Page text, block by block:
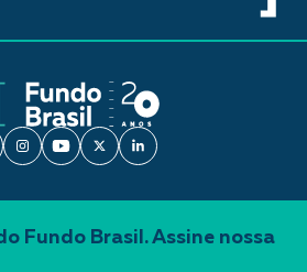
Fundo Brasil. Assine nossa